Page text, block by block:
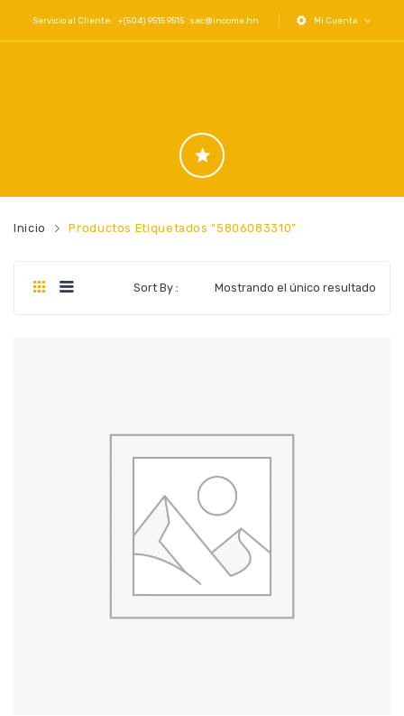
Servicio al Cliente: +(504) 9515 9515 sac@income.hn Mi Cuenta
Inicio Productos Etiquetados “5806083310”
Mostrando el único resultado
Sort By :